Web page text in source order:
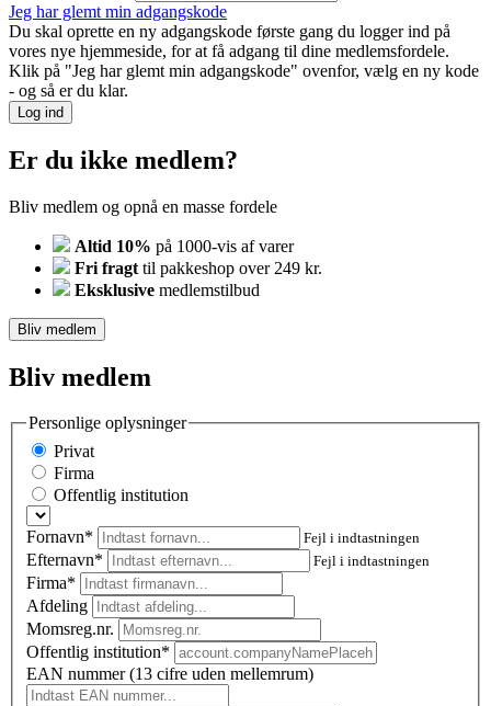
Jeg har glemt min adgangskode
Du skal oprette en ny adgangskode første gang du logger ind på
vores nye hjemmeside, for at få adgang til dine medlemsfordele.
Klik på "Jeg har glemt min adgangskode" ovenfor, vælg en ny kode
- og så er du klar.
Log ind
Er du ikke medlem?
Bliv medlem og opnå en masse fordele
Altid 10% på 1000-vis af varer
Fri fragt til pakkeshop over 249 kr.
Eksklusive medlemstilbud
Bliv medlem
Bliv medlem
Personlige oplysninger
Privat
Firma
Offentlig institution
Fornavn* Fejl i indtastningen
Efternavn* Fejl i indtastningen
Firma*
Afdeling
Momsreg.nr.
Offentlig institution*
EAN nummer (13 cifre uden mellemrum)